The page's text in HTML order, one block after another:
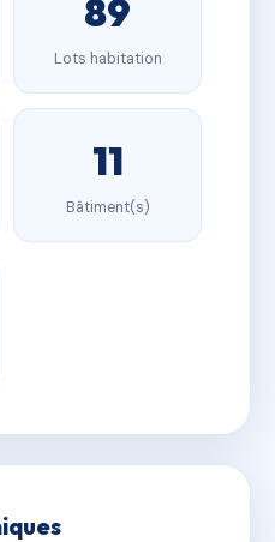
89
Lots habitation
11
Bâtiment(s)